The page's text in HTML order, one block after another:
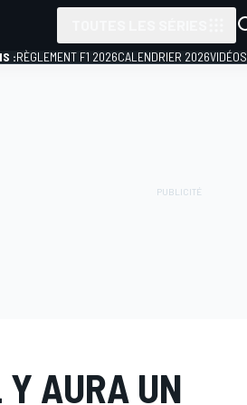
:RÈGLEMENT F1 2026CALENDRIER 2026VIDÉOS
AURA UN